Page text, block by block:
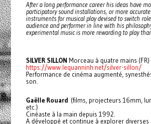
After a long performance career his ideas have
participatory sound installations, or more
instruments for musical play devised to switch
audience and performer in line with his
experimental music is more rewarding to play
SILVER SILLON Morceau à quatre mains (FR)
https://www.lequanninh.net/silver-sillon/
Performance de cinéma augmenté,
son.
Gaëlle Rouard (films, projecteurs 16mm,
etc.)
Cinéaste à la main depuis 1992.
A développé et continue à explorer diverses